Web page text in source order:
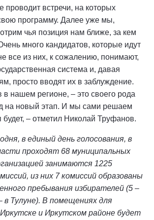
проводит встречи, на которых
программу. Далее уже мы,
чья позиция нам ближе, за кем
много кандидатов, которые идут
все из них, к сожалению, понимают,
система и, давая
просто вводят их в заблуждение.
нашем регионе, – это своего рода
на новый этап. И мы сами решаем
будет, – отметил Николай Труфанов.
в единый день голосования, в
проходят 68 муниципальных
занимаются 1225
из них 7 комиссий образованы
пребывания избирателей (5 –
в Тулуне). В помещениях для
Иркутске и Иркутском районе будет